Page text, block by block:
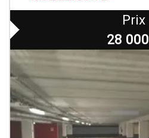
Prix
28 000